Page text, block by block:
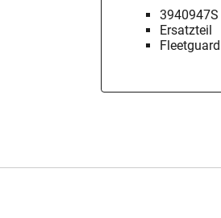
3940947S
Ersatzteil
Fleetguard